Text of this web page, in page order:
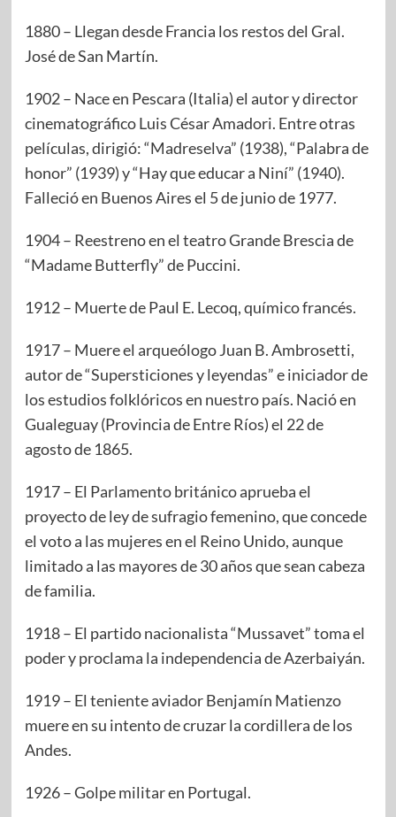
1880 – Llegan desde Francia los restos del Gral.
José de San Martín.
1902 – Nace en Pescara (Italia) el autor y director
cinematográfico Luis César Amadori. Entre otras
películas, dirigió: “Madreselva” (1938), “Palabra de
honor” (1939) y “Hay que educar a Niní” (1940).
Falleció en Buenos Aires el 5 de junio de 1977.
1904 – Reestreno en el teatro Grande Brescia de
“Madame Butterfly” de Puccini.
1912 – Muerte de Paul E. Lecoq, químico francés.
1917 – Muere el arqueólogo Juan B. Ambrosetti,
autor de “Supersticiones y leyendas” e iniciador de
los estudios folklóricos en nuestro país. Nació en
Gualeguay (Provincia de Entre Ríos) el 22 de
agosto de 1865.
1917 – El Parlamento británico aprueba el
proyecto de ley de sufragio femenino, que concede
el voto a las mujeres en el Reino Unido, aunque
limitado a las mayores de 30 años que sean cabeza
de familia.
1918 – El partido nacionalista “Mussavet” toma el
poder y proclama la independencia de Azerbaiyán.
1919 – El teniente aviador Benjamín Matienzo
muere en su intento de cruzar la cordillera de los
Andes.
1926 – Golpe militar en Portugal.